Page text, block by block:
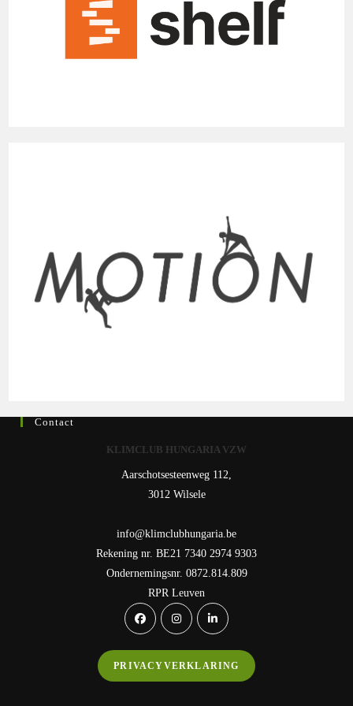
Contact
KLIMCLUB HUNGARIA VZW
Aarschotsesteenweg 112,
3012 Wilsele
info@klimclubhungaria.be
Rekening nr. BE21 7340 2974 9303
Ondernemingsnr. 0872.814.809
RPR Leuven
Opens
in
a
new
Opens
in
a
new
a
new
PRIVACYVERKLARING